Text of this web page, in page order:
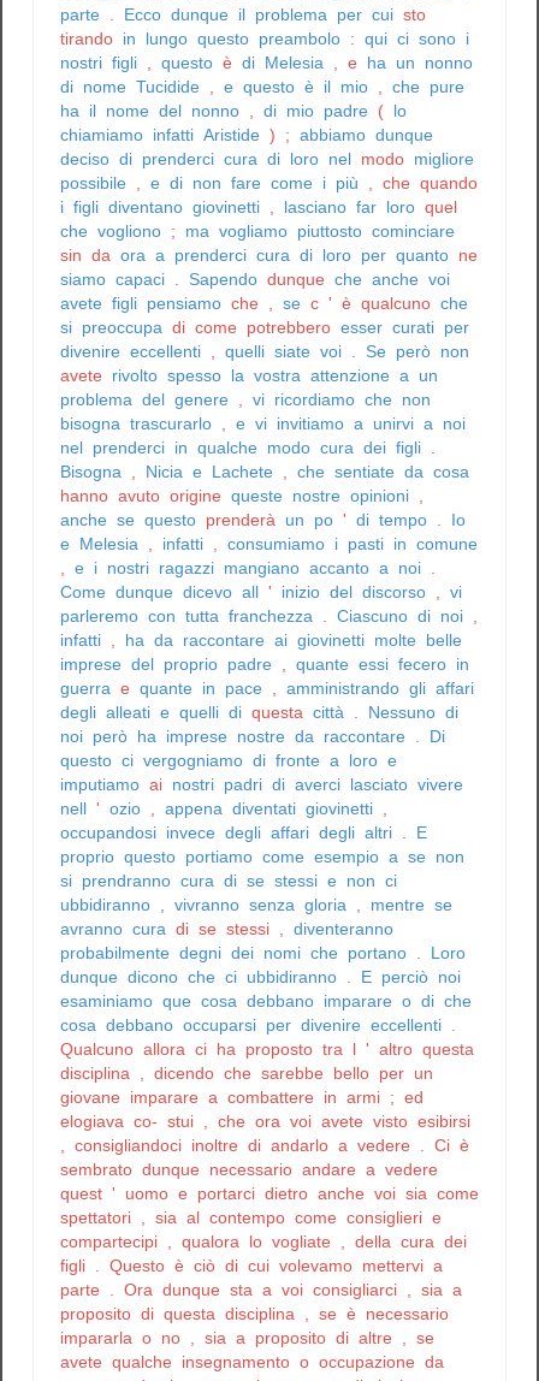
parte
Ecco dunque il problema per cui sto
tirando in lungo questo preambolo : qui ci sono i
nostri figli questo è di Melesia e ha un
nonno
di nome Tucidide e questo è il mio che
pure
ha
il nome del nonno di mio padre ( lo
chiamiamo infatti Aristide ) ; abbiamo dunque
deciso di prenderci cura di loro nel modo migliore
possibile
e di non fare come i più che quando
i figli diventano giovinetti lasciano far loro quel
che vogliono ; ma vogliamo piuttosto cominciare
sin da ora a prenderci cura di loro per quanto ne
siamo capaci Sapendo dunque che anche voi
avete figli pensiamo che se c ' è qualcuno che
si preoccupa di come potrebbero esser curati per
divenire eccellenti quelli siate voi Se però non
avete
rivolto spesso la vostra attenzione a
un
problema del genere vi ricordiamo che
non
bisogna trascurarlo e vi invitiamo a unirvi a
noi
nel prenderci in qualche modo cura dei figli
Bisogna
Nicia e Lachete che sentiate da cosa
hanno avuto origine queste nostre opinioni
anche se questo prenderà un po ' di tempo
Io
e
Melesia infatti consumiamo i pasti in comune
e i nostri ragazzi mangiano accanto a noi
Come dunque dicevo all ' inizio del discorso
vi
parleremo con tutta franchezza Ciascuno di noi
infatti
ha da raccontare ai giovinetti molte
belle
imprese del proprio padre quante essi fecero in
guerra e quante in pace amministrando gli affari
degli alleati e quelli di questa città Nessuno di
noi però ha imprese nostre da raccontare
Di
questo ci vergogniamo di fronte a loro e
imputiamo ai nostri padri di averci lasciato vivere
nell ' ozio appena diventati giovinetti
occupandosi invece degli affari degli altri
E
proprio questo portiamo come esempio a se
non
si prendranno cura di se stessi e non ci
ubbidiranno
vivranno senza gloria mentre se
avranno cura di se stessi
diventeranno
probabilmente degni dei nomi che portano
Loro
dunque dicono che ci ubbidiranno E perciò noi
esaminiamo que cosa debbano imparare o di che
cosa debbano occuparsi per divenire eccellenti
Qualcuno allora ci ha proposto tra l ' altro questa
disciplina
dicendo che sarebbe bello per un
giovane
imparare a combattere in armi ; ed
elogiava co- stui che ora voi avete visto esibirsi
consigliandoci inoltre di andarlo a vedere Ci è
sembrato dunque necessario andare a vedere
quest ' uomo e portarci dietro anche voi sia come
spettatori
sia al contempo come consiglieri e
compartecipi
qualora lo vogliate della cura dei
figli
Questo è ciò di cui volevamo mettervi a
parte
Ora dunque sta a voi consigliarci sia a
proposito di questa disciplina se è
necessario
impararla o no sia a proposito di altre
se
avete qualche insegnamento o occupazione da